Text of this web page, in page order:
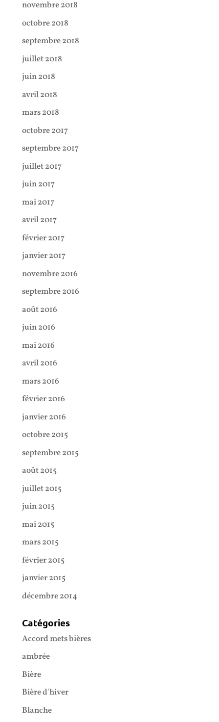
novembre 2018
octobre 2018
septembre 2018
juillet 2018
juin 2018
avril 2018
mars 2018
octobre 2017
septembre 2017
juillet 2017
juin 2017
mai 2017
avril 2017
février 2017
janvier 2017
novembre 2016
septembre 2016
août 2016
juin 2016
mai 2016
avril 2016
mars 2016
février 2016
janvier 2016
octobre 2015
septembre 2015
août 2015
juillet 2015
juin 2015
mai 2015
mars 2015
février 2015
janvier 2015
décembre 2014
Catégories
Accord mets bières
ambrée
Bière
Bière d'hiver
Blanche